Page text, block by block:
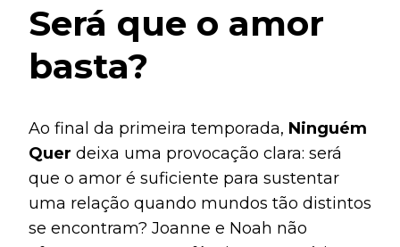
Será que o amor
basta?
Ao final da primeira temporada, Ninguém
Quer deixa uma provocação clara: será
que o amor é suficiente para sustentar
uma relação quando mundos tão distintos
se encontram? Joanne e Noah não